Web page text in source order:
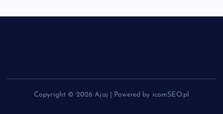
Copyright © 2026 Ajaj | Powered by icomSEO.pl